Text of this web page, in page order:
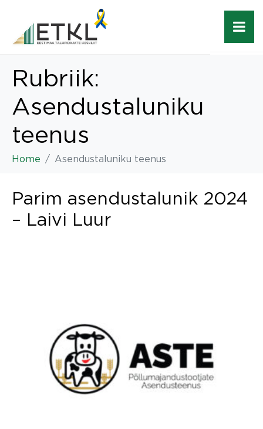
Rubriik:
Asendustaluniku
teenus
Home Asendustaluniku teenus
Parim asendustalunik 2024
– Laivi Luur